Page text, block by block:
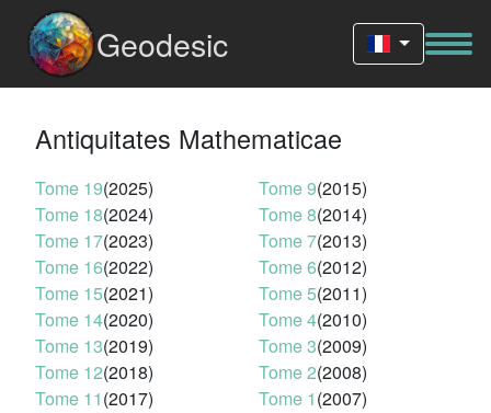
Geodesic
Antiquitates Mathematicae
Tome 19(2025)
Tome 18(2024)
Tome 17(2023)
Tome 16(2022)
Tome 15(2021)
Tome 14(2020)
Tome 13(2019)
Tome 12(2018)
Tome 11(2017)
Tome 9(2015)
Tome 8(2014)
Tome 7(2013)
Tome 6(2012)
Tome 5(2011)
Tome 4(2010)
Tome 3(2009)
Tome 2(2008)
Tome 1(2007)